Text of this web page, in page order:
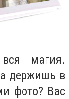
магия.
держишь в
фото? Вас